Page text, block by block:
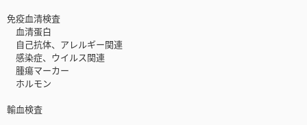
免疫血清検査
血清蛋白
自己抗体、アレルギー関連
感染症、ウイルス関連
腫瘍マーカー
ホルモン
輸血検査